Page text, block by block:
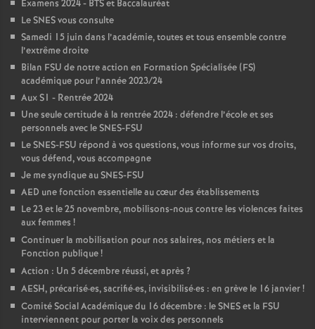
Examens 2024 - BTS et Baccalauréat
Le SNES vous consulte
Samedi 15 juin dans l’académie, toutes et tous ensemble contre
l’extrême droite
Bilan FSU de notre action en Formation Spécialisée (FS)
académique pour l’année 2023/24
Aux S1 - Rentrée 2024
Une seule certitude à la rentrée 2024 : défendre l’école et ses
personnels avec le SNES-FSU
Le SNES-FSU répond à vos questions, vous informe sur vos droits,
vous défend, vous accompagne
Je me syndique au SNES-FSU
AED une fonction essentielle au cœur des établissements
Le 23 et le 25 novembre, mobilisons-nous contre les violences faites
aux femmes !
Continuer la mobilisation pour nos salaires, nos métiers et la
Fonction publique!
Action : Un 5 décembre réussi, et après ?
AESH, précarisé·es, sacrifié·es, invisibilisé·es : en grève le 16 janvier!
Comité Social Académique du 16 décembre : le SNES et la FSU
interviennent pour porter la voix des personnels